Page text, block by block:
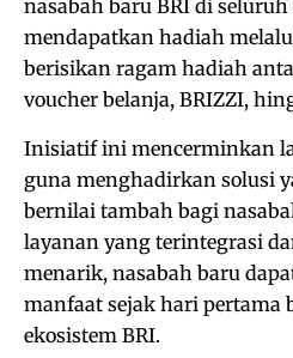
nasabah baru BRI di
mendapatkan hadiah
berisikan ragam hadiah
voucher belanja, BRIZZI,
Inisiatif ini mencerminkan
guna menghadirkan solusi
bernilai tambah bagi
layanan yang terintegrasi
menarik, nasabah baru
manfaat sejak hari pertama
ekosistem BRI.